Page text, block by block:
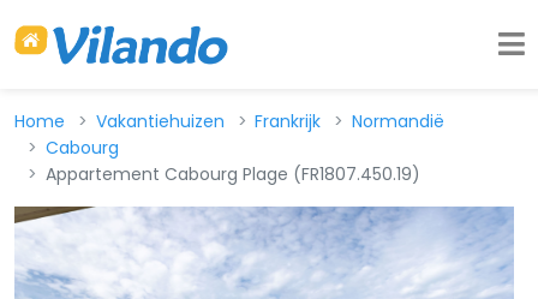
Home Vakantiehuizen Frankrijk
Normandië
Cabourg
Appartement Cabourg Plage (FR1807.450.19)